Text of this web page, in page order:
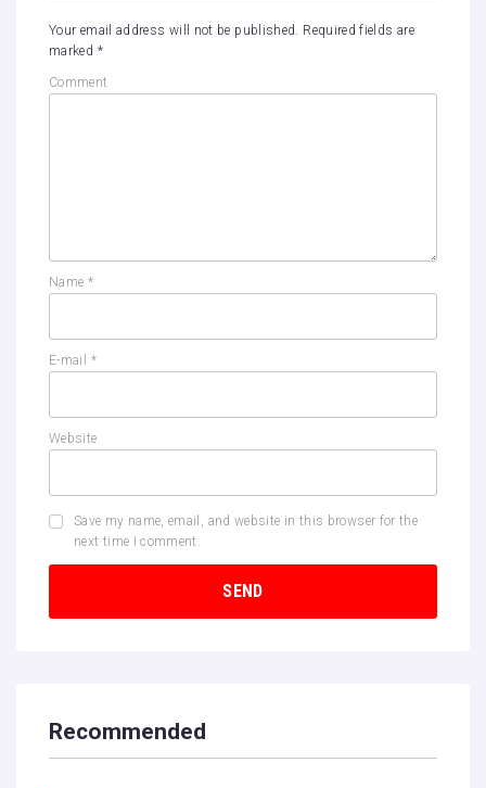
Your email address will not be published. Required fields are
marked *
Comment
Name *
E-mail *
Website
Save my name, email, and website in this browser for the
next time I comment.
Recommended